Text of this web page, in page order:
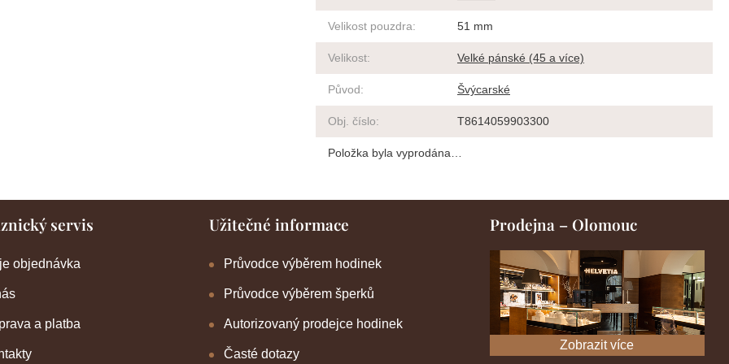
Velikost pouzdra: 51 mm
Velikost: Velké pánské (45 a více)
Původ: Švýcarské
Obj. číslo: T8614059903300
Položka byla vyprodána…
servis
objednávka
a platba
Užitečné informace
Průvodce výběrem hodinek
Průvodce výběrem šperků
Autorizovaný prodejce hodinek
Časté dotazy
Prodejna – Olomouc
Zobrazit více